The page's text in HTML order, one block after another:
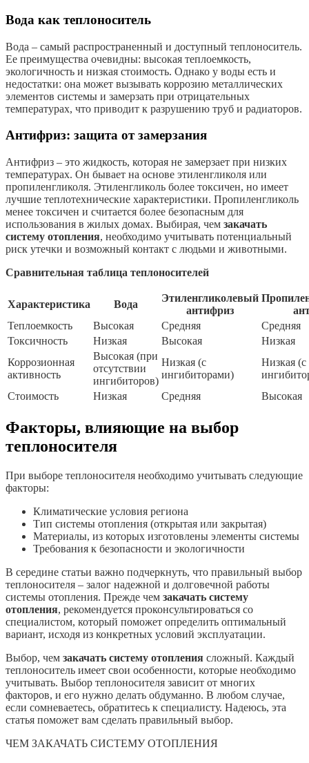
Вода как теплоноситель
Вода – самый распространенный и доступный теплоноситель.
Ее преимущества очевидны: высокая теплоемкость,
экологичность и низкая стоимость. Однако у воды есть и
недостатки: она может вызывать коррозию металлических
элементов системы и замерзать при отрицательных
температурах, что приводит к разрушению труб и радиаторов.
Антифриз: защита от замерзания
Антифриз – это жидкость, которая не замерзает при низких
температурах. Он бывает на основе этиленгликоля или
пропиленгликоля. Этиленгликоль более токсичен, но имеет
лучшие теплотехнические характеристики. Пропиленгликоль
менее токсичен и считается более безопасным для
использования в жилых домах. Выбирая, чем закачать
систему отопления, необходимо учитывать потенциальный
риск утечки и возможный контакт с людьми и животными.
Сравнительная таблица теплоносителей
Характеристика Вода
Этиленгликолевый
антифриз
Теплоемкость
Высокая Средняя
Средняя
Токсичность
Низкая Высокая
Низкая
Коррозионная
активность
Высокая (при
отсутствии
ингибиторов)
Низкая (с
ингибиторами)
Низкая (с
Стоимость
Низкая Средняя Высокая
Факторы, влияющие на выбор
теплоносителя
При выборе теплоносителя необходимо учитывать следующие
факторы:
Климатические условия региона
Тип системы отопления (открытая или закрытая)
Материалы, из которых изготовлены элементы системы
Требования к безопасности и экологичности
В середине статьи важно подчеркнуть, что правильный выбор
теплоносителя – залог надежной и долговечной работы
системы отопления. Прежде чем закачать систему
отопления, рекомендуется проконсультироваться со
специалистом, который поможет определить оптимальный
вариант, исходя из конкретных условий эксплуатации.
Выбор, чем закачать систему отопления сложный. Каждый
теплоноситель имеет свои особенности, которые необходимо
учитывать. Выбор теплоносителя зависит от многих
факторов, и его нужно делать обдуманно. В любом случае,
если сомневаетесь, обратитесь к специалисту. Надеюсь, эта
статья поможет вам сделать правильный выбор.
ЧЕМ ЗАКАЧАТЬ СИСТЕМУ ОТОПЛЕНИЯ